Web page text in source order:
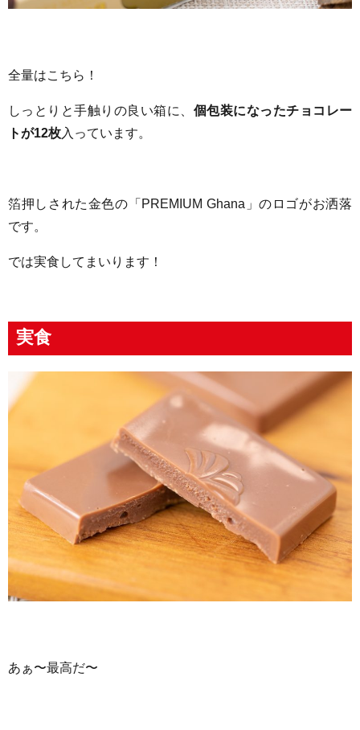
全量はこちら！
しっとりと手触りの良い箱に、 個包装になったチョコレー
トが12枚入っています。
箔押しされた金色の「PREMIUM Ghana」のロゴがお洒落
です。
では実食してまいります！
実食
あぁ〜最高だ〜